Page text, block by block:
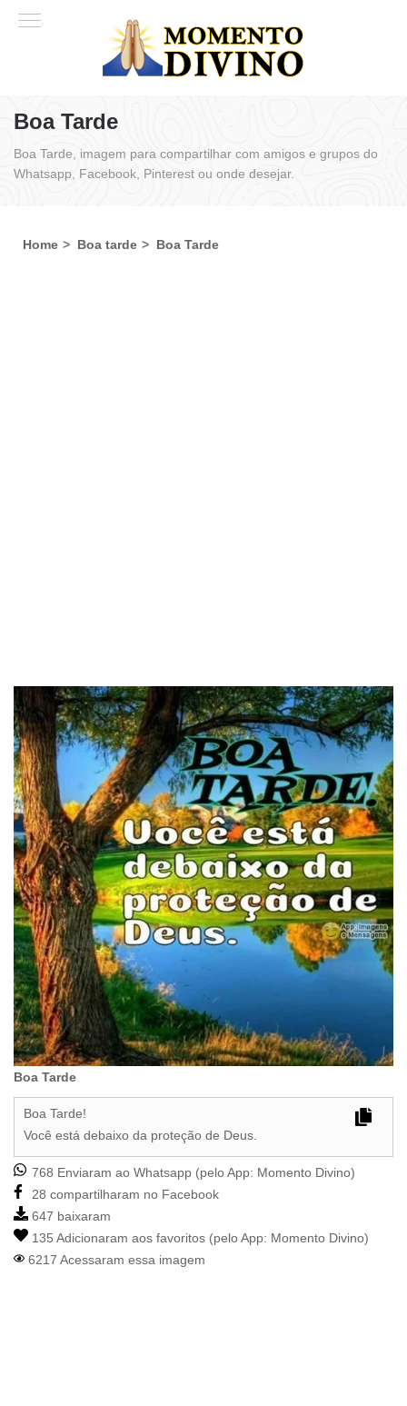
Boa Tarde
Boa Tarde, imagem para compartilhar com amigos e grupos do
Whatsapp, Facebook, Pinterest ou onde desejar.
Home Boa tarde Boa Tarde
Boa Tarde
Boa Tarde!
Você está debaixo da proteção de Deus.
768 Enviaram ao Whatsapp (pelo App: Momento Divino)
28 compartilharam no Facebook
647 baixaram
135 Adicionaram aos favoritos (pelo App: Momento Divino)
6217 Acessaram essa imagem